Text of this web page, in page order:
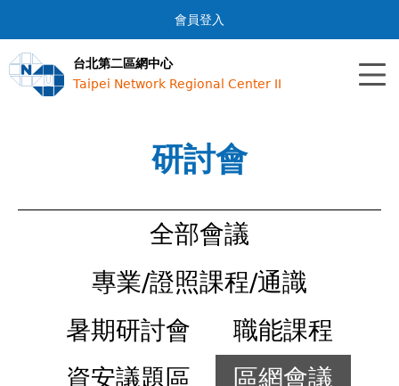
Jump to navigation
會員登入
台北第二區網中心
Taipei Network Regional Center II
研討會
全部會議
專業/證照課程/通識
暑期研討會
職能課程
資安議題區
區網會議